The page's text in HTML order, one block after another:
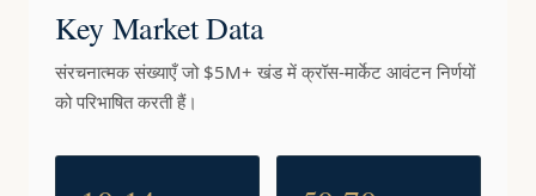
Key Market Data
संरचनात्मक संख्याएँ जो $5M+ खंड में क्रॉस-मार्केट आवंटन निर्णयों
को परिभाषित करती हैं।